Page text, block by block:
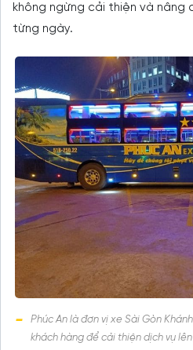
không ngừng cải thiện và
từng ngày.
Phúc An là đơn vị xe Sài Gòn
khách hàng để cải thiện dịch vụ